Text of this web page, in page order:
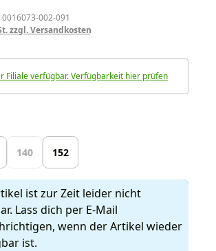
002-091
zzgl. Versandkosten
Filiale verfügbar. Verfügbarkeit hier prüfen
140 152
ist zur Zeit leider nicht
Lass dich per E-Mail
wenn der Artikel wieder
ist.